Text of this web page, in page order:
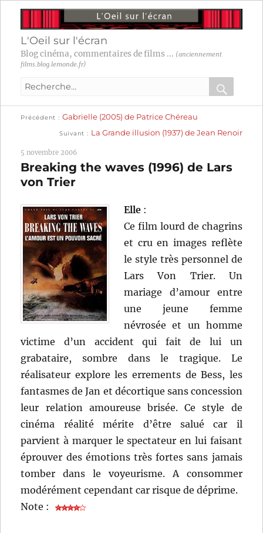
L'Oeil sur l'écran
Blog cinéma, commentaires de films ... (anciennement
films.blog.lemonde.fr)
Recherche
:
OK
Navigation
l’article
Précédent
précédente :
Gabrielle (2005) de Patrice Chéreau
Suivant
suivante :
La Grande illusion (1937) de Jean Renoir
5 novembre 2006
Breaking the waves (1996) de Lars
von Trier
Elle :
Ce film lourd de chagrins
et cru en images reflète
le style très personnel de
Lars Von Trier. Un
mariage d’amour entre
une jeune femme
névrosée et un homme
victime d’un accident qui fait de lui un
grabataire, sombre dans le tragique. Le
réalisateur explore les errements de Bess, les
fantasmes de Jan et décortique sans concession
leur relation amoureuse brisée. Ce style de
cinéma réalité mérite d’être salué car il
parvient à marquer le spectateur en lui faisant
éprouver des émotions très fortes sans jamais
tomber dans le voyeurisme. A consommer
modérément cependant car risque de déprime.
Note :